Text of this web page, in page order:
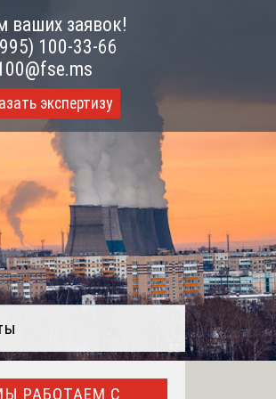
ваших заявок!
100-33-66
экспертизу
РАБОТАЕМ С